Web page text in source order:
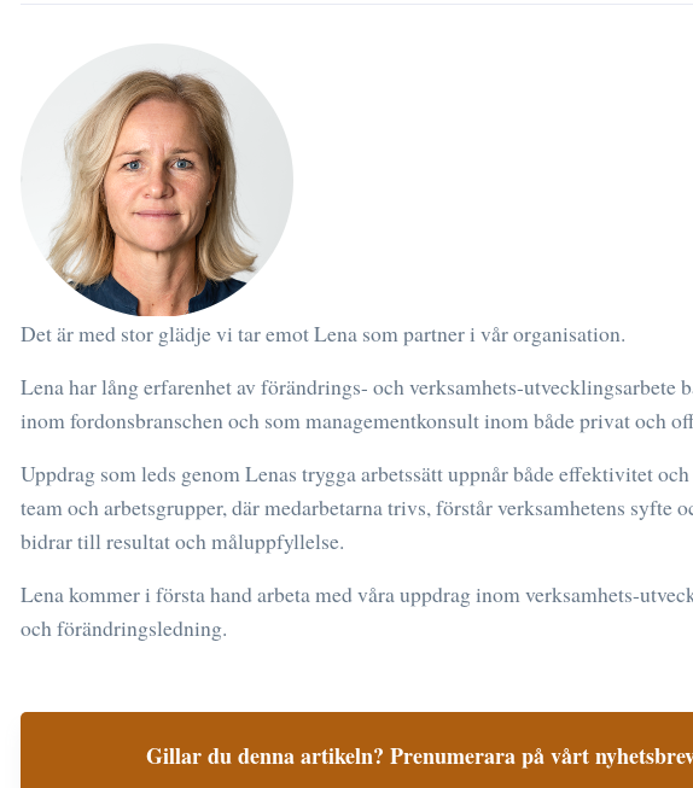
Det är med stor glädje vi tar emot Lena som partner i vår organisation.
Lena har lång erfarenhet av förändrings- och verksamhets-utvecklingsarbete
inom fordonsbranschen och som managementkonsult inom både privat och
Uppdrag som leds genom Lenas trygga arbetssätt uppnår både effektivitet
team och arbetsgrupper, där medarbetarna trivs, förstår verksamhetens syfte
bidrar till resultat och måluppfyllelse.
Lena kommer i första hand arbeta med våra uppdrag inom verksamhets-
och förändringsledning.
Gillar du denna artikeln? Prenumerara på vårt